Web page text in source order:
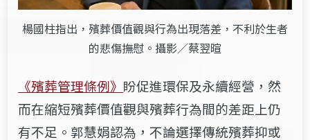
楊國柱指出，殯葬價值觀與行為出現落差，不利於生者
的悲傷撫慰。攝影／蔡翌暄
《殯葬管理條例》 盼促進環保及永續經營，然
而在縮短殯葬價值觀與殯葬行為間的差距上仍
有不足。郭慧娟認為，不論選擇傳統殯葬抑或